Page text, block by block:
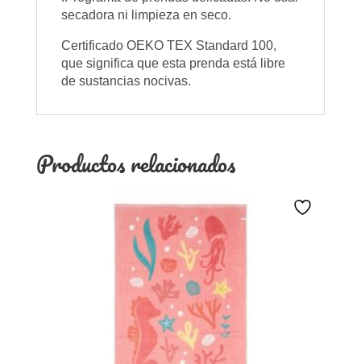
secadora ni limpieza en seco.
Certificado OEKO TEX Standard 100,
que significa que esta prenda está libre
de sustancias nocivas.
Productos relacionados